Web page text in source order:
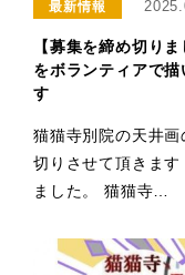
最新情報
【募集を締め切り
をボランティアで
す
猫猫寺別院の天井
切りさせて頂きま
ました。 猫猫寺…